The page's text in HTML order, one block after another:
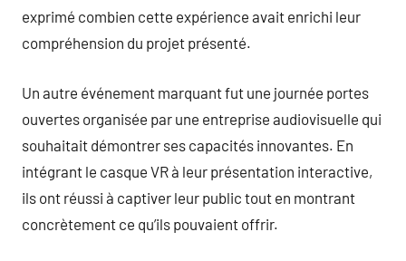
exprimé combien cette expérience avait enrichi leur
compréhension du projet présenté.
Un autre événement marquant fut une journée portes
ouvertes organisée par une entreprise audiovisuelle qui
souhaitait démontrer ses capacités innovantes. En
intégrant le casque VR à leur présentation interactive,
ils ont réussi à captiver leur public tout en montrant
concrètement ce qu’ils pouvaient offrir.